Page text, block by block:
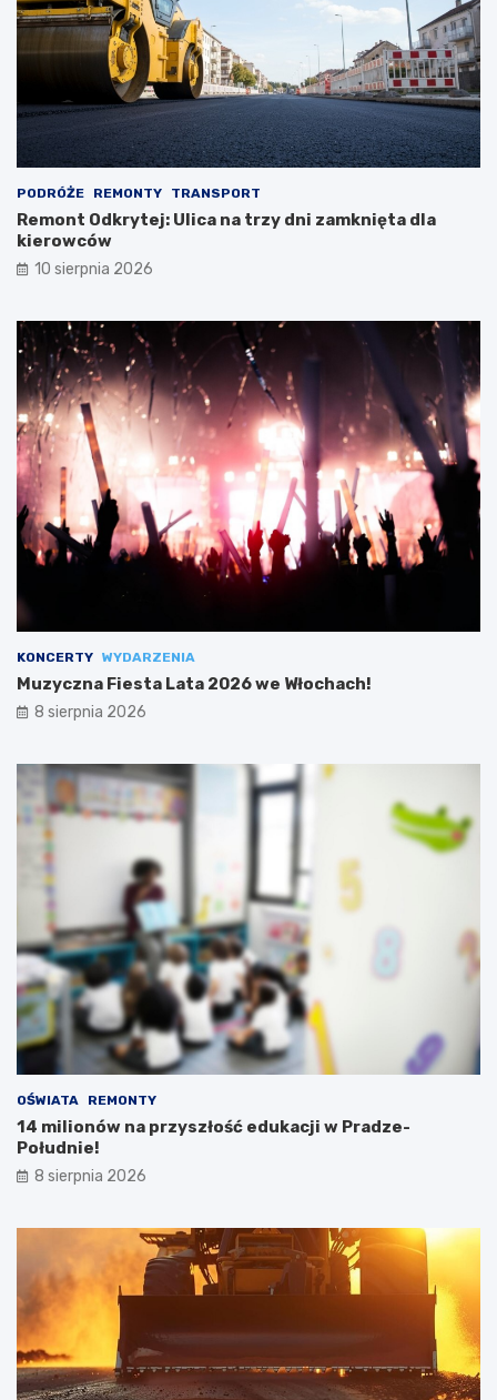
PODRÓŻE REMONTY TRANSPORT
Remont Odkrytej: Ulica na trzy dni zamknięta dla
kierowców
10 sierpnia 2026
KONCERTY WYDARZENIA
Muzyczna Fiesta Lata 2026 we Włochach!
8 sierpnia 2026
OŚWIATA REMONTY
14 milionów na przyszłość edukacji w Pradze-
Południe!
8 sierpnia 2026